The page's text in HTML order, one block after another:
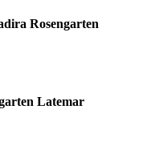
Rosengarten
Latemar